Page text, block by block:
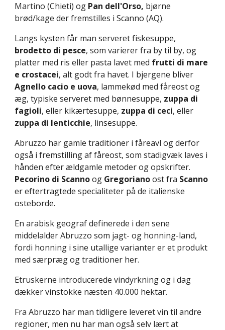
Martino (Chieti) og Pan dell'Orso, bjørne
brød/kage der fremstilles i Scanno (AQ).
brodetto di pesce, som varierer fra by til by, og
platter med ris eller pasta lavet med frutti di mare
e crostacei
Agnello cacio e uova, lammekød med fåreost og
æg, typiske serveret med bønnesuppe, zuppa di
fagioli, eller kikærtesuppe, zuppa di ceci
zuppa di lenticchie, linsesuppe.
Abruzzo har gamle traditioner i fåreavl og derfor
også i fremstilling af fåreost, som stadigvæk laves i
Pecorino di Scanno og Gregoriano ost fra Scanno
er eftertragtede specialiteter på de italienske
osteborde.
En arabisk geograf definerede i den sene
middelalder Abruzzo som jagt- og honning-land,
fordi honning i sine utallige varianter er et produkt
med særpræg og traditioner her.
Etruskerne introducerede vindyrkning og i dag
dækker vinstokke næsten 40.000 hektar.
Fra Abruzzo har man tidligere leveret vin til andre
regioner, men nu har man også selv lært at